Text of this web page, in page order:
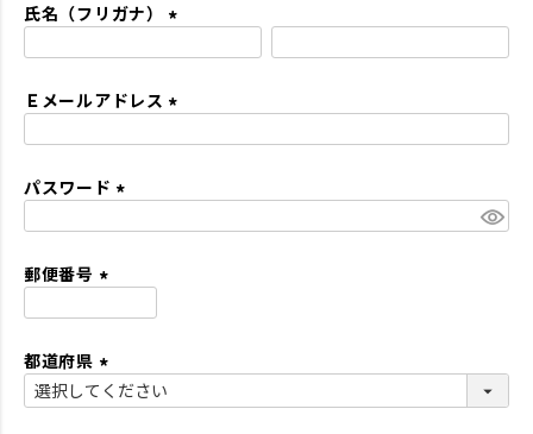
須
氏名（フリガナ）
須
Ｅメールアドレス
パスワード
郵便番号
須
)
都道府県
(